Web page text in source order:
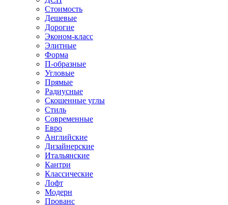
Стоимость
Дешевые
Дорогие
Эконом-класс
Элитные
Форма
П-образные
Угловые
Прямые
Радиусные
Скошенные углы
Стиль
Современные
Евро
Английские
Дизайнерские
Итальянские
Кантри
Классические
Лофт
Модерн
Прованс